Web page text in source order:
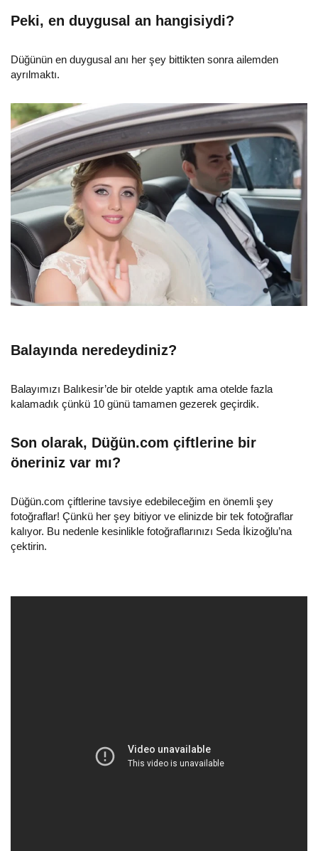
Peki, en duygusal an hangisiydi?
Düğünün en duygusal anı her şey bittikten sonra ailemden
ayrılmaktı.
Balayında neredeydiniz?
Balayımızı Balıkesir’de bir otelde yaptık ama otelde fazla
kalamadık çünkü 10 günü tamamen gezerek geçirdik.
Son olarak, Düğün.com çiftlerine bir
öneriniz var mı?
Düğün.com çiftlerine tavsiye edebileceğim en önemli şey
fotoğraflar! Çünkü her şey bitiyor ve elinizde bir tek fotoğraflar
kalıyor. Bu nedenle kesinlikle fotoğraflarınızı Seda İkizoğlu’na
çektirin.